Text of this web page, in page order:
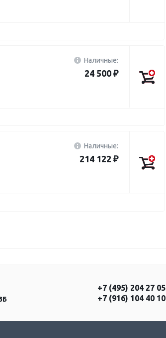
Наличные:
24 500 ₽
Наличные:
214 122 ₽
+7 (495) 204 27 05
+7 (916) 104 40 10